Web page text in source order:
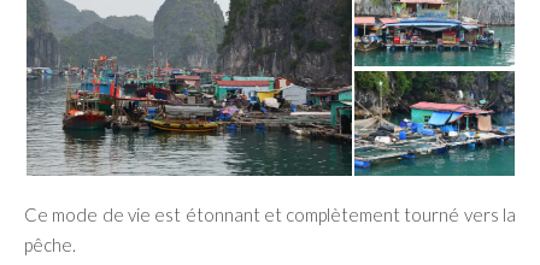
Ce mode de vie est étonnant et complètement tourné vers la
pêche.